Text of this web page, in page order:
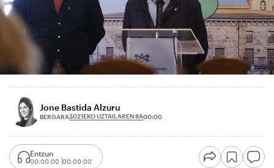
Jone Bastida Alzuru
BERGARA2021EKO UZTAILAREN 8A00:00
Entzun
00:00:00 00:00:00